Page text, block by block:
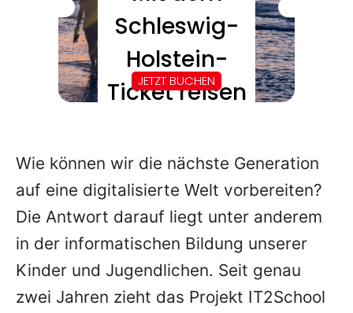
Wie können wir die nächste Generation
auf eine digitalisierte Welt vorbereiten?
Die Antwort darauf liegt unter anderem
in der informatischen Bildung unserer
Kinder und Jugendlichen. Seit genau
zwei Jahren zieht das Projekt IT2School